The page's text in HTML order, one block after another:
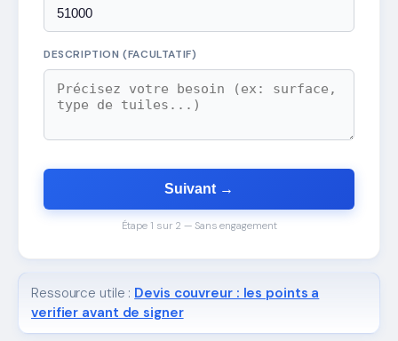
DESCRIPTION (FACULTATIF)
Suivant →
Étape 1 sur 2 — Sans engagement
Ressource utile : Devis couvreur : les points a
verifier avant de signer